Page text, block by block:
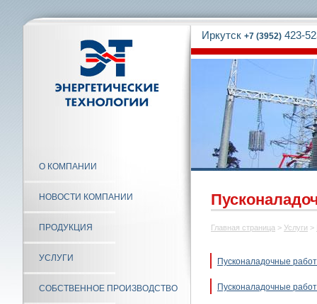
О КОМПАНИИ
НОВОСТИ КОМПАНИИ
ПРОДУКЦИЯ
УСЛУГИ
СОБСТВЕННОЕ ПРОИЗВОДСТВО
Иркутск +7 (3952) 423-
Главная страница > Услуги >
Пусконаладочные
Пусконаладочные